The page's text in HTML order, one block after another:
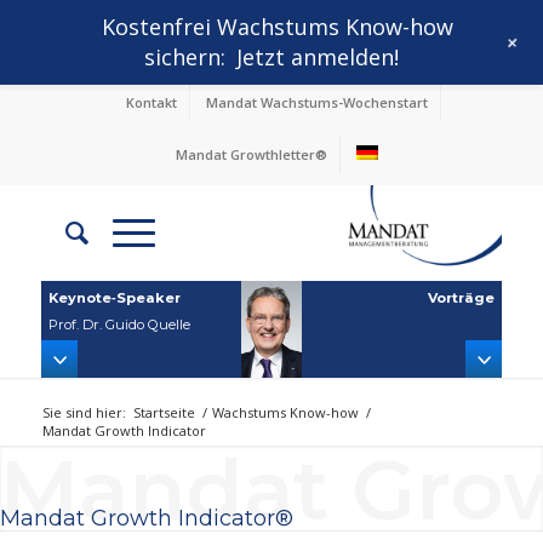
Kontakt Mandat Wachstums-Wochenstart
Mandat Growthletter®
Keynote‑Speaker
Prof. Dr. Guido Quelle
Vorträge
Sie sind hier: Startseite / Wachstums Know-how /
Mandat Growth Indicator
Mandat
Mandat Growth Indicator®
Kostenfrei Wachstums Know-how
sichern: Jetzt anmelden! +